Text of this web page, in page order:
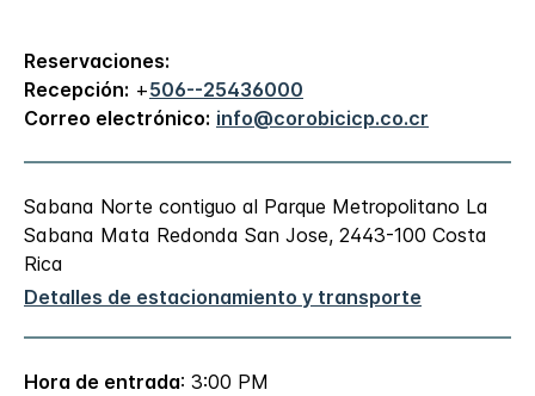
Reservaciones:
Recepción: +506--25436000
Correo electrónico: info@corobicicp.co.cr
Sabana Norte contiguo al Parque Metropolitano La
Sabana Mata Redonda San Jose, 2443-100 Costa
Rica
Detalles de estacionamiento y transporte
Hora de entrada: 3:00 PM